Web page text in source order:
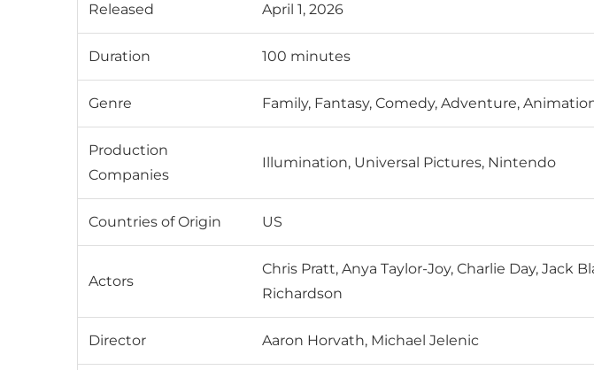
Released April 1, 2026
Duration 100 minutes
Genre Family, Fantasy, Comedy, Adventure,
Production
Companies
Illumination, Universal Pictures, Nintendo
Countries of Origin US
Actors
Chris Pratt, Anya Taylor-Joy, Charlie Day, Jack
Richardson
Director Aaron Horvath, Michael Jelenic